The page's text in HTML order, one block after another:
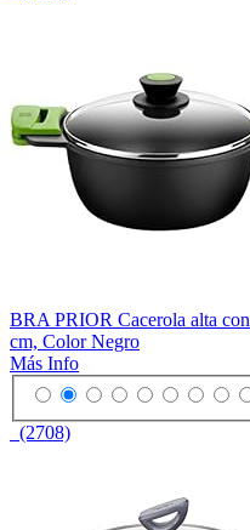
BRA PRIOR Cacerola alta
cm, Color Negro
Más Info
(2708)